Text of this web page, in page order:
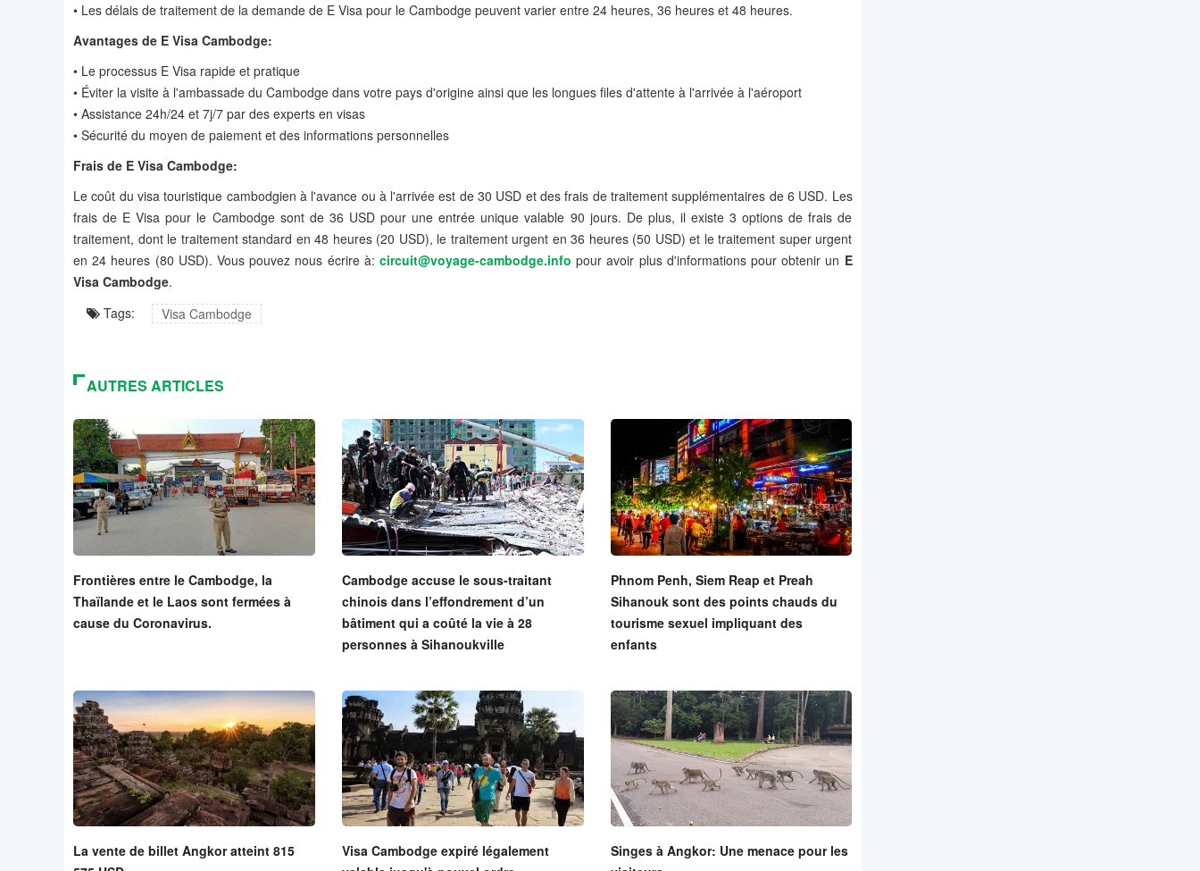
• Les délais de traitement de la demande de E Visa pour le Cambodge peuvent varier entre 24 heures, 36 heures et 48 heures.
Avantages de E Visa Cambodge:
• Le processus E Visa rapide et pratique
• Éviter la visite à l'ambassade du Cambodge dans votre pays d'origine ainsi que les longues files d'attente à l'arrivée à l'aéroport
• Assistance 24h/24 et 7j/7 par des experts en visas
• Sécurité du moyen de paiement et des informations personnelles
Frais de E Visa Cambodge:
Le coût du visa touristique cambodgien à l'avance ou à l'arrivée est de 30 USD et des frais de traitement supplémentaires de 6 USD. Les
frais de E Visa pour le Cambodge sont de 36 USD pour une entrée unique valable 90 jours. De plus, il existe 3 options de frais de
traitement, dont le traitement standard en 48 heures (20 USD), le traitement urgent en 36 heures (50 USD) et le traitement super urgent
en 24 heures (80 USD). Vous pouvez nous écrire à: circuit@voyage-cambodge.info pour avoir plus d'informations pour obtenir un E
Visa Cambodge.
Tags:
Visa Cambodge
AUTRES ARTICLES
Frontières entre le Cambodge, la
Thaïlande et le Laos sont fermées à
cause du Coronavirus.
Cambodge accuse le sous-traitant
chinois dans l’effondrement d’un
bâtiment qui a coûté la vie à 28
personnes à Sihanoukville
Phnom Penh, Siem Reap et Preah
Sihanouk sont des points chauds du
tourisme sexuel impliquant des
enfants
La vente de billet Angkor atteint 815
Visa Cambodge expiré légalement
Singes à Angkor: Une menace pour les